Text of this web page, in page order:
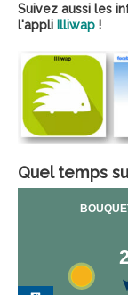
Suivez aussi les
l'appli Illiwap !
Quel temps